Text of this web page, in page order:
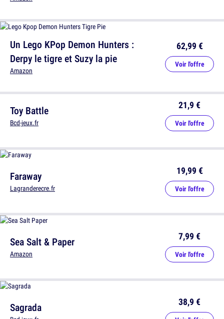
Un Lego KPop Demon Hunters :
Derpy le tigre et Suzy la pie
Amazon
62,99 €
Voir l'offre
Faraway
Lagranderecre.fr
19,99 €
Voir l'offre
Sagrada 38,9 €
Toy Battle
Bcd-jeux.fr
21,9 €
Voir l'offre
Sea Salt & Paper
Amazon
7,99 €
Voir l'offre